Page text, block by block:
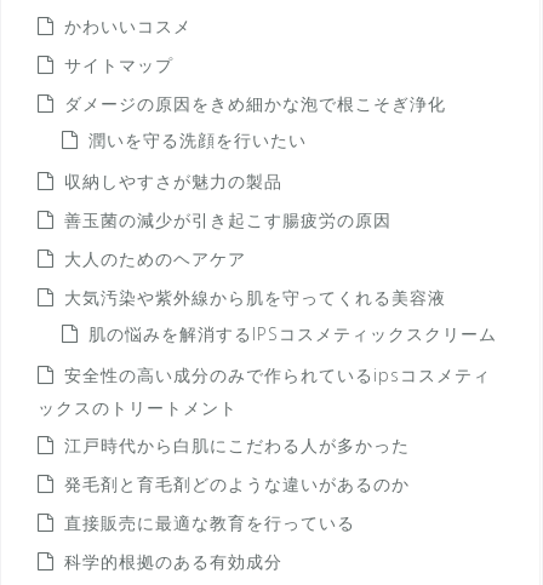
かわいいコスメ
サイトマップ
ダメージの原因をきめ細かな泡で根こそぎ浄化
潤いを守る洗顔を行いたい
収納しやすさが魅力の製品
善玉菌の減少が引き起こす腸疲労の原因
大人のためのヘアケア
大気汚染や紫外線から肌を守ってくれる美容液
肌の悩みを解消するIPSコスメティックスクリーム
安全性の高い成分のみで作られているipsコスメティ
ックスのトリートメント
江戸時代から白肌にこだわる人が多かった
発毛剤と育毛剤どのような違いがあるのか
直接販売に最適な教育を行っている
科学的根拠のある有効成分